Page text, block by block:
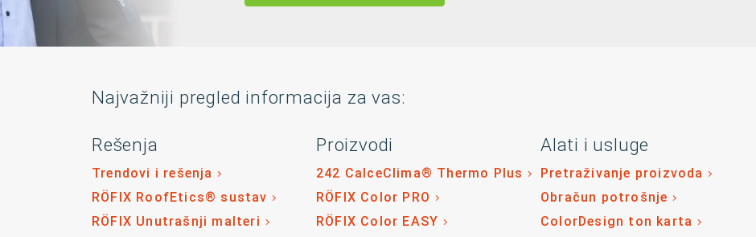
Najvažniji pregled informacija za vas:
Rešenja
Trendovi i rešenja
RÖFIX RoofEtics® sustav
RÖFIX Unutrašnji malteri
Proizvodi
242 CalceClima® Thermo Plus
RÖFIX Color PRO
RÖFIX Color EASY
Alati i usluge
Pretraživanje proizvoda
Obračun potrošnje
ColorDesign ton karta